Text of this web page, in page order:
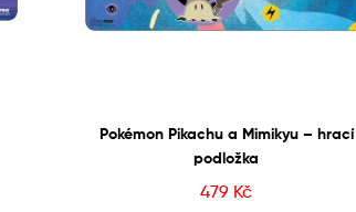
Pokémon Pikachu a Mimikyu – hrací
podložka
479 Kč